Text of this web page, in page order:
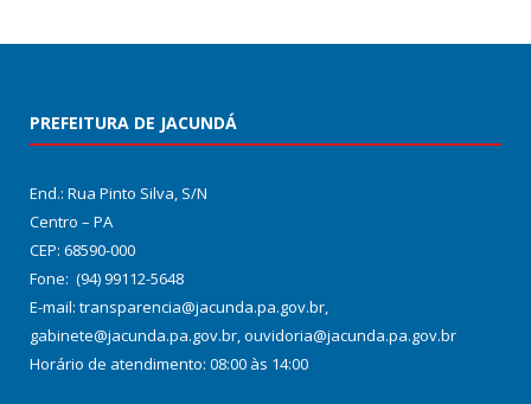
PREFEITURA DE JACUNDÁ
End.: Rua Pinto Silva, S/N
Centro – PA
CEP: 68590-000
Fone: (94) 99112-5648
E-mail: transparencia@jacunda.pa.gov.br,
gabinete@jacunda.pa.gov.br, ouvidoria@jacunda.pa.gov.br
Horário de atendimento: 08:00 às 14:00